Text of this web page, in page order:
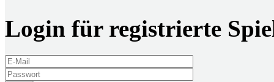
Login für registrierte